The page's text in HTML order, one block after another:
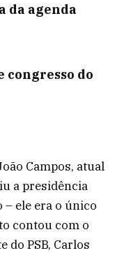
da agenda
congresso do
Campos, atual
a presidência
– ele era o único
contou com o
do PSB, Carlos